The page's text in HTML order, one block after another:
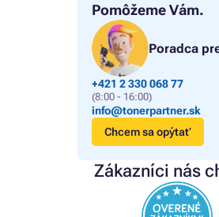
Pomôžeme Vám.
Poradca
+421 2 330 068 77
(8:00 - 16:00)
info@tonerpartner.sk
Chcem sa opýtať
Zákazníci nás